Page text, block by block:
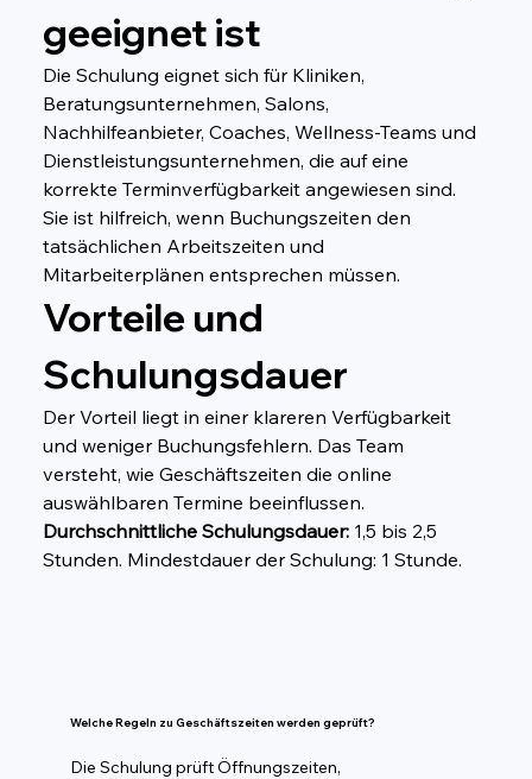
geeignet ist
Die Schulung eignet sich für Kliniken,
Beratungsunternehmen, Salons,
Nachhilfeanbieter, Coaches, Wellness-Teams und
Dienstleistungsunternehmen, die auf eine
korrekte Terminverfügbarkeit angewiesen sind.
Sie ist hilfreich, wenn Buchungszeiten den
tatsächlichen Arbeitszeiten und
Mitarbeiterplänen entsprechen müssen.
Vorteile und
Schulungsdauer
Der Vorteil liegt in einer klareren Verfügbarkeit
und weniger Buchungsfehlern. Das Team
versteht, wie Geschäftszeiten die online
auswählbaren Termine beeinflussen.
Durchschnittliche Schulungsdauer: 1,5 bis 2,5
Stunden. Mindestdauer der Schulung: 1 Stunde.
Welche Regeln zu Geschäftszeiten werden geprüft?
Die Schulung prüft Öffnungszeiten,